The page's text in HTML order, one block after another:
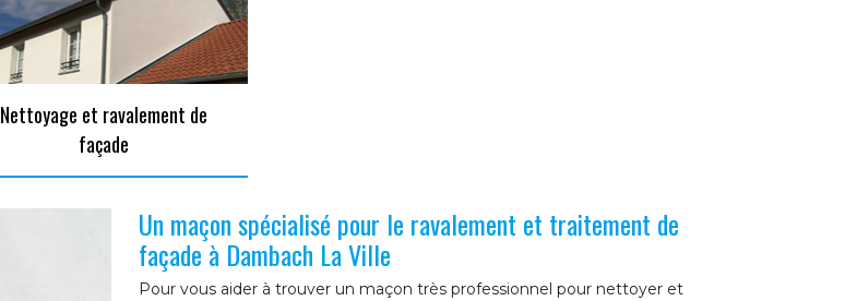
Nettoyage et ravalement de
façade
Un maçon spécialisé pour le ravalement et traitement de
façade à Dambach La Ville
Pour vous aider à trouver un maçon très professionnel pour nettoyer et